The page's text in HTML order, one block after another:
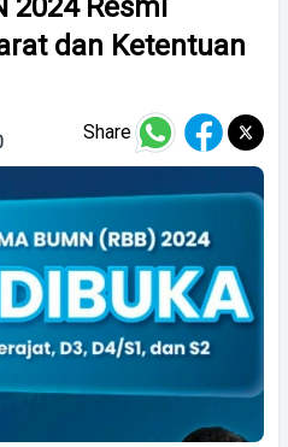
2024 Resmi
dan Ketentuan
Share